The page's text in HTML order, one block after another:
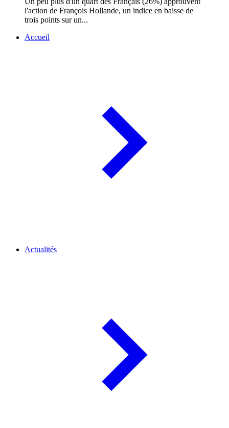
l'action de François Hollande, un indice en baisse de
trois points sur un...
Accueil
Actualités